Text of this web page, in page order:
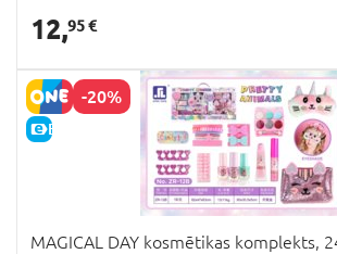
12,95 €
-20%
E-CENA
MAGICAL DAY kosmētikas komplekts,